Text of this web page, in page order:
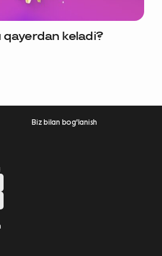
qayerdan keladi?
Biz bilan bog'lanish
hissa